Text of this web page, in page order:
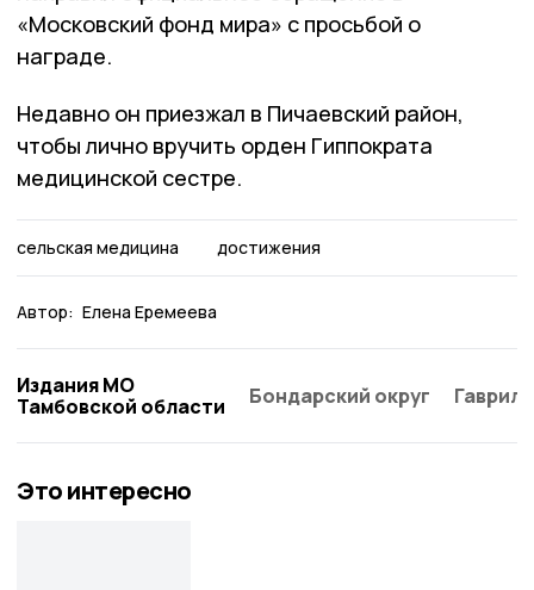
«Московский фонд мира» с просьбой о
награде.
Недавно он приезжал в Пичаевский район,
чтобы лично вручить орден Гиппократа
медицинской сестре.
сельская медицина достижения
Автор: Елена Еремеева
Издания МО
Тамбовской области
Бондарский округ
Это интересно